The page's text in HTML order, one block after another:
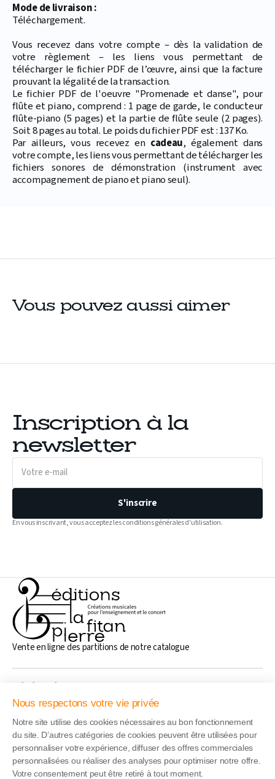
Nous respectons votre vie privée
Notre site utilise des cookies nécessaires au bon fonctionnement
du site. D’autres catégories de cookies peuvent être utilisées pour
personnaliser votre expérience, diffuser des offres commerciales
personnalisées ou réaliser des analyses pour optimiser notre offre.
Votre consentement peut être retiré à tout moment.
Mode de livraison :
Téléchargement.
Vous recevez dans votre compte – dès la validation de
votre règlement – les liens vous permettant de
télécharger le fichier PDF de l’œuvre, ainsi que la facture
prouvant la légalité de la transaction.
Le fichier PDF de l'oeuvre "Promenade et danse", pour
flûte et piano, comprend : 1 page de garde, le conducteur
flûte-piano (5 pages) et la partie de flûte seule (2 pages).
Soit 8 pages au total. Le poids du fichier PDF est : 137 Ko.
Par ailleurs, vous recevez en cadeau, également dans
votre compte, les liens vous permettant de télécharger les
fichiers sonores de démonstration (instrument avec
accompagnement de piano et piano seul).
Vous pouvez aussi aimer
Inscription à la
newsletter
Votre
mail
S'inscrire
En vous inscrivant, vous acceptez les conditions générales d'utilisation.
Vente en ligne des partitions de notre catalogue
Généralités
Liens rapide
Adresse